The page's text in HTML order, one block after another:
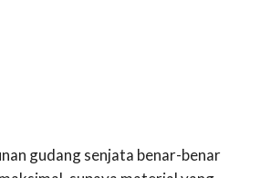
gudang senjata benar-benar